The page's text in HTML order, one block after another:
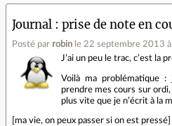
Journal prise de note en
Posté par robin le 22 septembre 2013 à
J’ai un peu le trac, c’est la
Voilà ma problématique
prendre mes cours sur
plus vite que je n’écrit à la
[ma vie, on peux passer si on est pressé]